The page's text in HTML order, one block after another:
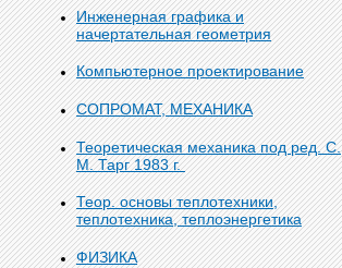
Инженерная графика и
начертательная геометрия
Компьютерное проектирование
СОПРОМАТ, МЕХАНИКА
Теоретическая механика под ред. С.
М. Тарг 1983 г.
Теор. основы теплотехники,
теплотехника, теплоэнергетика
ФИЗИКА